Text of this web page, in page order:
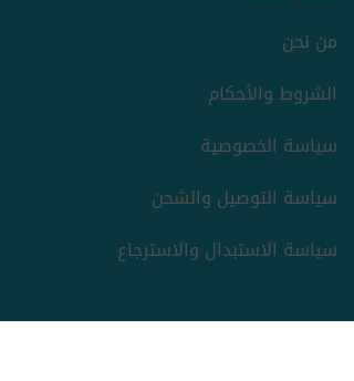
من نحن
الشروط والأحكام
سياسة الخصوصية
سياسة التوصيل والشحن
سياسة الاستبدال والاسترجاع